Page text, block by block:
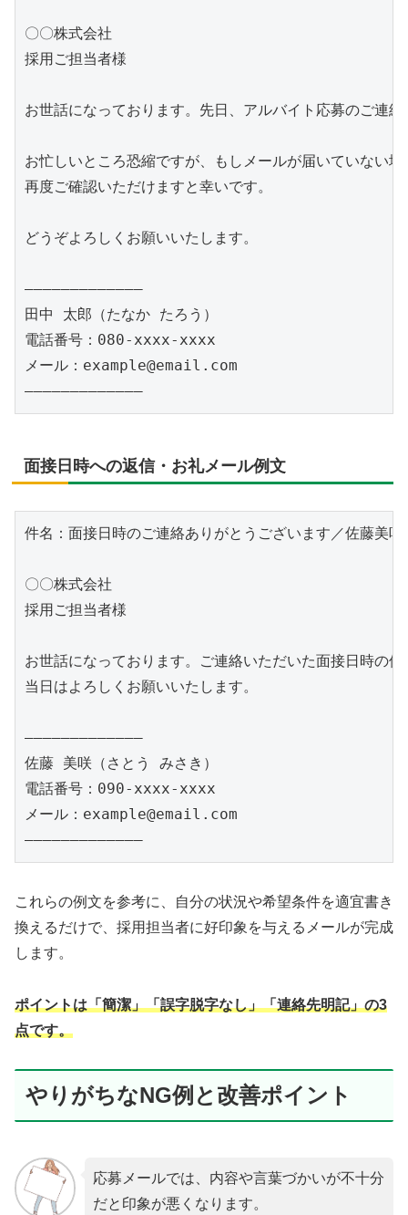
〇〇株式会社
採用ご担当者様
お世話になっております。先日、アルバイト応募のご連
お忙しいところ恐縮ですが、もしメールが届いていない
再度ご確認いただけますと幸いです。
どうぞよろしくお願いいたします。
―――――――――――――
田中 太郎（たなか たろう）
電話番号：080-xxxx-xxxx
メール：example@email.com
面接日時への返信・お礼メール例文
件名：面接日時のご連絡ありがとうございます／佐藤美咲
〇〇株式会社
採用ご担当者様
お世話になっております。ご連絡いただいた面接日時の
当日はよろしくお願いいたします。
―――――――――――――
佐藤 美咲（さとう みさき）
電話番号：090-xxxx-xxxx
メール：example@email.com
これらの例文を参考に、自分の状況や希望条件を適宜書き
換えるだけで、採用担当者に好印象を与えるメールが完成
します。
ポイントは「簡潔」「誤字脱字なし」「連絡先明記」の3
点です。
やりがちなNG例と改善ポイント
応募メールでは、内容や言葉づかいが不十分
だと印象が悪くなります。